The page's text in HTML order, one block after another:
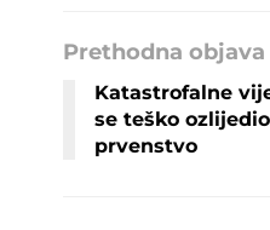
Prethodna objava
Katastrofalne
se teško
prvenstvo